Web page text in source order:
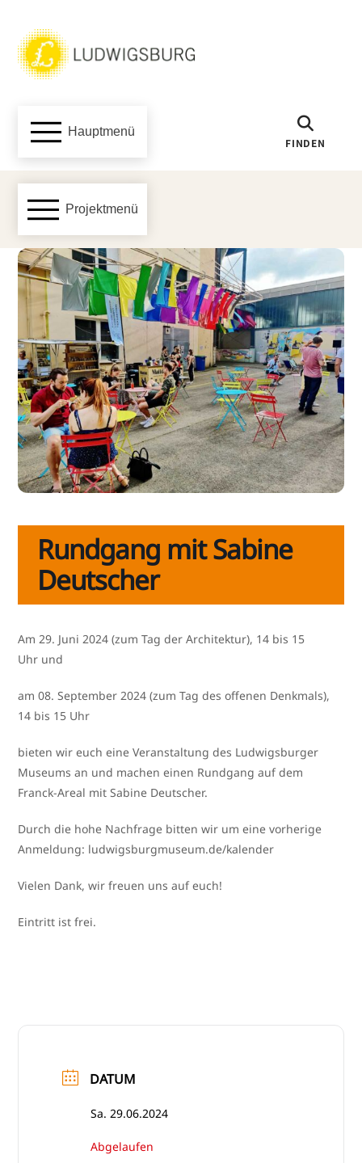
Hauptmenü
FINDEN
Projektmenü
Rundgang mit Sabine
Deutscher
Am 29. Juni 2024 (zum Tag der Architektur), 14 bis 15
Uhr und
am 08. September 2024 (zum Tag des offe­nen Denkmals),
14 bis 15 Uhr
bie­ten wir euch eine Veranstaltung des Ludwigsburger
Museums an und machen einen Rundgang auf dem
Franck-Areal mit Sabine Deutscher.
Durch die hohe Nachfrage bit­ten wir um eine vor­he­ri­ge
Anmeldung: lud​wigs​burg​mu​se​um​.de/​k​a​l​e​n​der
Vielen Dank, wir freu­en uns auf euch!
Eintritt ist frei.
DATUM
Sa. 29.06.2024
Abgelaufen